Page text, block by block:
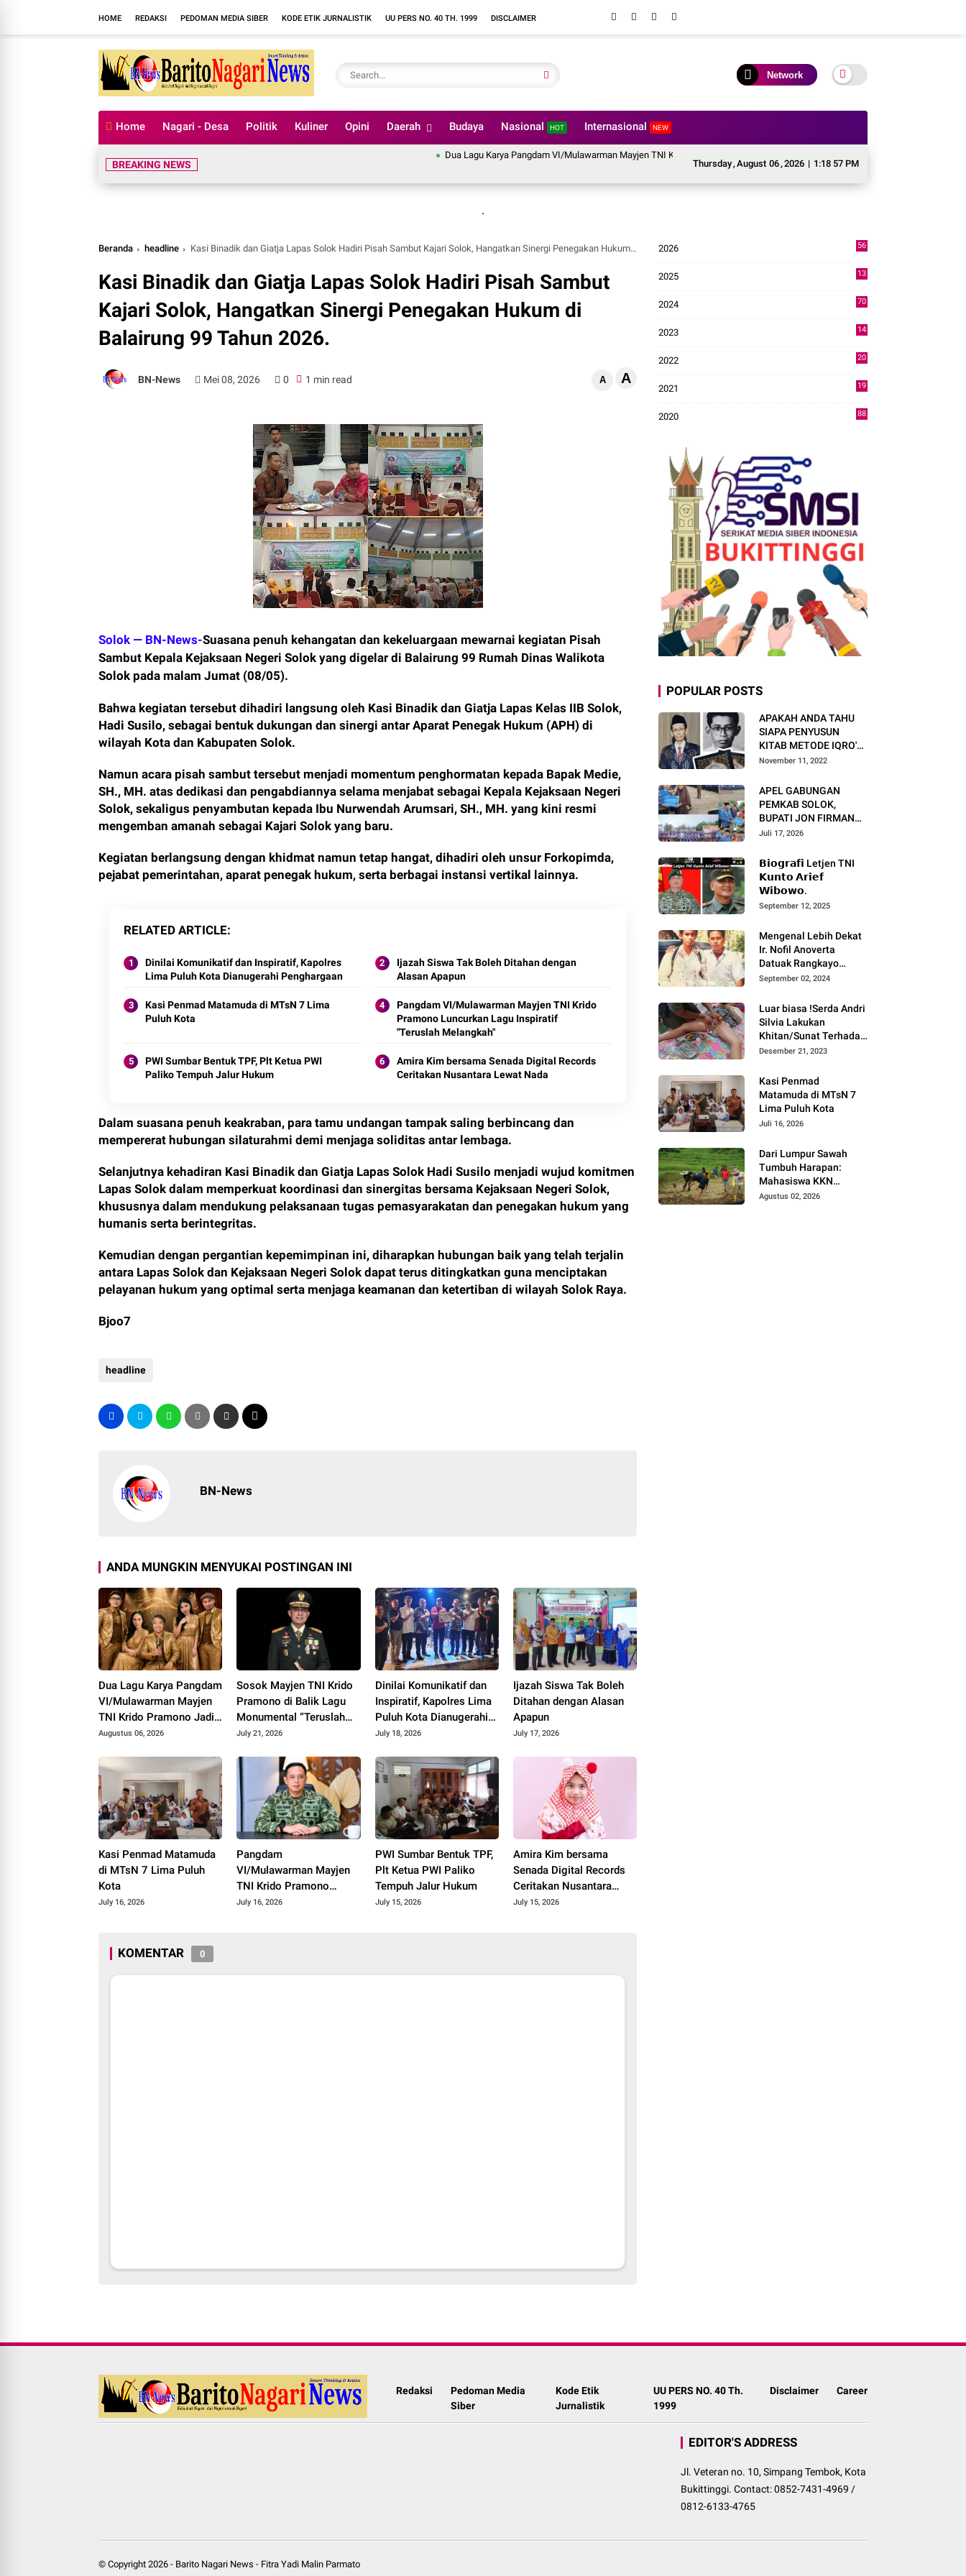
HOME REDAKSI PEDOMAN MEDIA SIBER KODE ETIK JURNALISTIK UU PERS NO. 40 TH. 1999 DISCLAIMER
Network
Home Nagari - Desa Politik Kuliner Opini Daerah Budaya Nasional HOT Internasional NEW
Thursday,August 06,2026 | 1:18 58 PM
BREAKING NEWS
Dua Lagu Karya Pangdam VI/Mulawarman Mayjen TNI Krido Pramono Jadi Ikon Singing Competition HUT ke 81 RI
.
Beranda headline Kasi Binadik dan Giatja Lapas Solok Hadiri Pisah Sambut Kajari Solok, Hangatkan Sinergi Penegakan Hukum di Balairung 99 Tahun 2026.
Kasi Binadik dan Giatja Lapas Solok Hadiri Pisah Sambut
Kajari Solok, Hangatkan Sinergi Penegakan Hukum di
Balairung 99 Tahun 2026.
BN-News Mei 08, 2026 0 1 min read A A
Solok — BN-News-Suasana penuh kehangatan dan kekeluargaan mewarnai kegiatan Pisah
Sambut Kepala Kejaksaan Negeri Solok yang digelar di Balairung 99 Rumah Dinas Walikota
Solok pada malam Jumat (08/05).
Bahwa kegiatan tersebut dihadiri langsung oleh Kasi Binadik dan Giatja Lapas Kelas IIB Solok,
Hadi Susilo, sebagai bentuk dukungan dan sinergi antar Aparat Penegak Hukum (APH) di
wilayah Kota dan Kabupaten Solok.
Namun acara pisah sambut tersebut menjadi momentum penghormatan kepada Bapak Medie,
SH., MH. atas dedikasi dan pengabdiannya selama menjabat sebagai Kepala Kejaksaan Negeri
Solok, sekaligus penyambutan kepada Ibu Nurwendah Arumsari, SH., MH. yang kini resmi
mengemban amanah sebagai Kajari Solok yang baru.
Kegiatan berlangsung dengan khidmat namun tetap hangat, dihadiri oleh unsur Forkopimda,
pejabat pemerintahan, aparat penegak hukum, serta berbagai instansi vertikal lainnya.
RELATED ARTICLE
Dinilai Komunikatif dan Inspiratif, Kapolres
Lima Puluh Kota Dianugerahi Penghargaan
Ijazah Siswa Tak Boleh Ditahan dengan
Alasan Apapun
Kasi Penmad Matamuda di MTsN 7 Lima
Puluh Kota
Pangdam VI/Mulawarman Mayjen TNI Krido
Pramono Luncurkan Lagu Inspiratif
"Teruslah Melangkah"
PWI Sumbar Bentuk TPF, Plt Ketua PWI
Paliko Tempuh Jalur Hukum
Amira Kim bersama Senada Digital Records
Ceritakan Nusantara Lewat Nada
Dalam suasana penuh keakraban, para tamu undangan tampak saling berbincang dan
mempererat hubungan silaturahmi demi menjaga soliditas antar lembaga.
Selanjutnya kehadiran Kasi Binadik dan Giatja Lapas Solok Hadi Susilo menjadi wujud komitmen
Lapas Solok dalam memperkuat koordinasi dan sinergitas bersama Kejaksaan Negeri Solok,
khususnya dalam mendukung pelaksanaan tugas pemasyarakatan dan penegakan hukum yang
humanis serta berintegritas.
Kemudian dengan pergantian kepemimpinan ini, diharapkan hubungan baik yang telah terjalin
antara Lapas Solok dan Kejaksaan Negeri Solok dapat terus ditingkatkan guna menciptakan
pelayanan hukum yang optimal serta menjaga keamanan dan ketertiban di wilayah Solok Raya.
Bjoo7
headline
BN-News
ANDA MUNGKIN MENYUKAI POSTINGAN INI
Dua Lagu Karya Pangdam
VI/Mulawarman Mayjen
TNI Krido Pramono Jadi
Ikon Singing Competition
Augustus 06, 2026
Sosok Mayjen TNI Krido
Pramono di Balik Lagu
Monumental “Teruslah
Melangkah”
July 21, 2026
Dinilai Komunikatif dan
Inspiratif, Kapolres Lima
Puluh Kota Dianugerahi
Penghargaan
July 18, 2026
Ijazah Siswa Tak Boleh
Ditahan dengan Alasan
Apapun
July 17, 2026
Kasi Penmad Matamuda
di MTsN 7 Lima Puluh
Kota
July 16, 2026
Pangdam
VI/Mulawarman Mayjen
TNI Krido Pramono
Luncurkan Lagu Inspiratif
July 16, 2026
PWI Sumbar Bentuk TPF,
Plt Ketua PWI Paliko
Tempuh Jalur Hukum
July 15, 2026
Amira Kim bersama
Senada Digital Records
Ceritakan Nusantara
Lewat Nada
July 15, 2026
KOMENTAR 0
2026
56
2025
13
2024
70
2023
14
2022
20
2021
19
2020
88
POPULAR POSTS
APAKAH ANDA TAHU
SIAPA PENYUSUN
KITAB METODE IQRO'?
INI BIOGRAFI KH. AS'AD
November 11, 2022
APEL GABUNGAN
PEMKAB SOLOK,
BUPATI JON FIRMAN
PANDU TEKANKAN ASN
DAN PELAYANAN
MASYARAKAT.
Juli 17, 2026
𝗕𝗶𝗼𝗴𝗿𝗮𝗳𝗶 Letjen TNI
𝗞𝘂𝗻𝘁𝗼 𝗔𝗿𝗶𝗲𝗳
𝗪𝗶𝗯𝗼𝘄𝗼.
September 12, 2025
Mengenal Lebih Dekat
Ir. Nofil Anoverta
Datuak Rangkayo
Batuah Cawako
September 02, 2024
Luar biasa !Serda Andri
Silvia Lakukan
Khitan/Sunat Terhadap
Anak Warga Binaannya
Desember 21, 2023
Kasi Penmad
Matamuda di MTsN 7
Lima Puluh Kota
Juli 16, 2026
Dari Lumpur Sawah
Tumbuh Harapan:
Mahasiswa KKN
Universitas Andalas
Agustus 02, 2026
Redaksi
Pedoman Media
Siber
Kode Etik
Jurnalistik
UU PERS NO. 40 Th.
1999
Disclaimer Career
EDITOR'S ADDRESS
Jl. Veteran no. 10, Simpang Tembok, Kota
Bukittinggi. Contact: 0852-7431-4969 /
0812-6133-4765
© Copyright 2026 - Barito Nagari News - Fitra Yadi Malin Parmato